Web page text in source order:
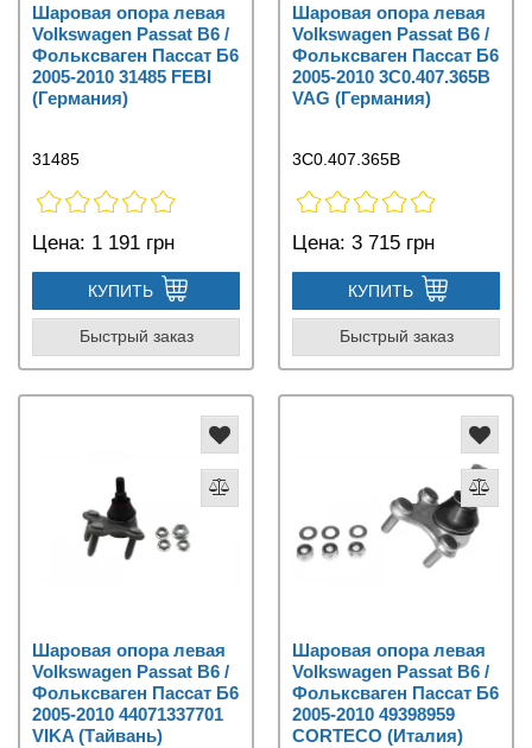
Шаровая опора левая
Volkswagen Passat B6 /
Фольксваген Пассат Б6
2005-2010 31485 FEBI
(Германия)
31485
Цена: 1 191 грн
КУПИТЬ
Быстрый заказ
Шаровая опора левая
Volkswagen Passat B6 /
Фольксваген Пассат Б6
2005-2010 3C0.407.365B
VAG (Германия)
3C0.407.365B
Цена: 3 715 грн
КУПИТЬ
Быстрый заказ
Шаровая опора левая
Volkswagen Passat B6 /
Фольксваген Пассат Б6
2005-2010 44071337701
VIKA (Тайвань)
Шаровая опора левая
Volkswagen Passat B6 /
Фольксваген Пассат Б6
2005-2010 49398959
CORTECO (Италия)